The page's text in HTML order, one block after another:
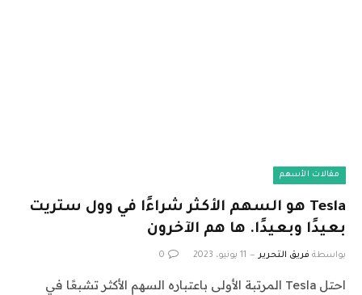
مقالات الأسهم
Tesla هو السهم الأكثر شراءًا في وول ستريت
بعيدًا وبعيدًا. ها هم الآخرون
بواسطة فريق التحرير 11 يونيو، 2023 0
احتل Tesla المرتبة الأولى باعتباره السهم الأكثر تشبعًا في